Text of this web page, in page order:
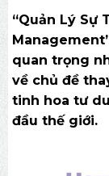
“Quản Lý Sự
quan trọng
về chủ đề
tinh hoa tư
đầu thế giới.